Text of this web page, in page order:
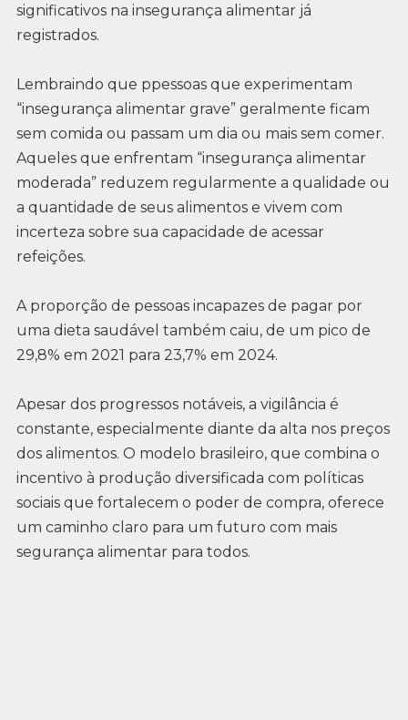
significativos na insegurança alimentar já
registrados.
Lembraindo que ppessoas que experimentam
“insegurança alimentar grave” geralmente ficam
sem comida ou passam um dia ou mais sem comer.
Aqueles que enfrentam “insegurança alimentar
moderada” reduzem regularmente a qualidade ou
a quantidade de seus alimentos e vivem com
incerteza sobre sua capacidade de acessar
refeições.
A proporção de pessoas incapazes de pagar por
uma dieta saudável também caiu, de um pico de
29,8% em 2021 para 23,7% em 2024.
Apesar dos progressos notáveis, a vigilância é
constante, especialmente diante da alta nos preços
dos alimentos. O modelo brasileiro, que combina o
incentivo à produção diversificada com políticas
sociais que fortalecem o poder de compra, oferece
um caminho claro para um futuro com mais
segurança alimentar para todos.